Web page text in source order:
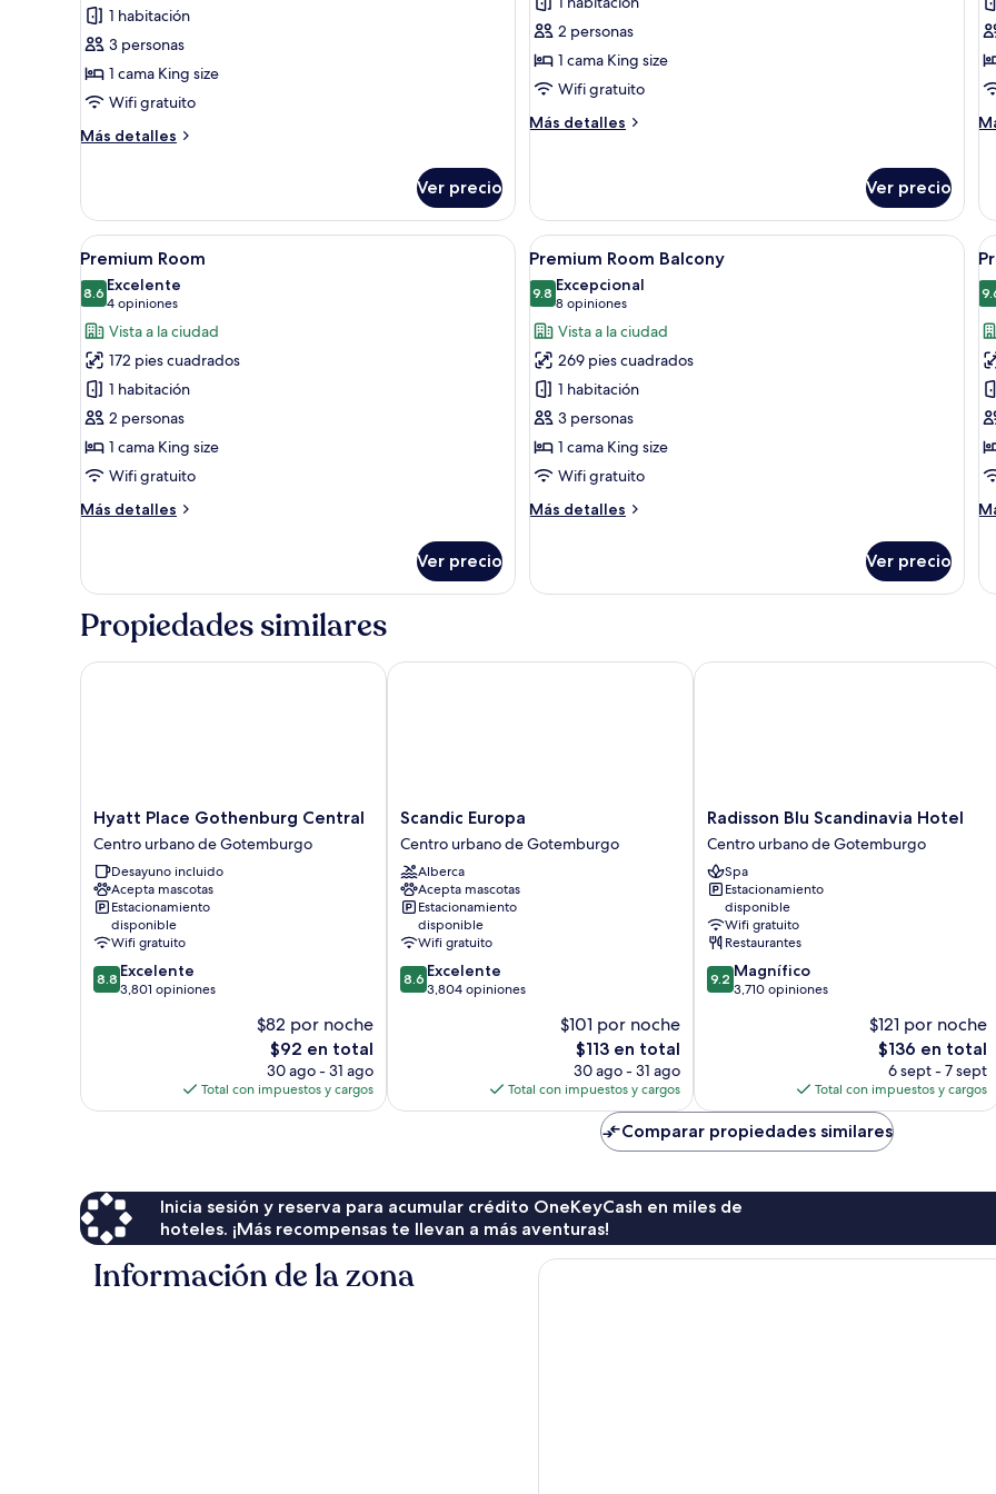
Habitación
doble
superior
1 habitación
3 personas
1 cama King size
Wifi gratuito
Más detalles
Más
doble
superior
Ver precio
Premium
Suite
2 personas
1 cama King size
Wifi gratuito
Más detalles
Más
Ver precio
Abrir
todas
las
fotos
de
Premium
Room
Habitación de hotel con cama, almohadas verdes y blancas, manta amarilla, cabecera de madera, mesita
5
Premium Room
8.68.6 de 10
Excelente
4 opiniones
(4
opiniones)
Vista a la ciudad
172 pies cuadrados
1 habitación
2 personas
1 cama King size
Wifi gratuito
Más detalles
Más
Room
Ver precio
Abrir
todas
las
fotos
de
Premium
Room
Balcony
Una habitación de hotel con una
5
Premium Room Balcony
9.89.8 de 10
Excepcional
8 opiniones
(8
opiniones)
Vista a la ciudad
269 pies cuadrados
1 habitación
3 personas
1 cama King size
Wifi gratuito
Más detalles
Más
Room
Ver precio
Propiedades similares
Hyatt
Place
Gothenburg
Central
Centro
urbano
de
Gotemburgo
Hyatt Place Gothenburg Central
Centro urbano de Gotemburgo
Desayuno incluido
Acepta mascotas
Estacionamiento
disponible
Wifi gratuito
8.8
de
8.8 Excelente
3,801 opiniones
$82 por noche
El
precio
actual
es
$92 en total
30 ago - 31 ago
Total con impuestos y cargos
Hyatt Place Gothenburg Central
Scandic
Europa
Centro
urbano
de
Gotemburgo
Scandic Europa
Centro urbano de Gotemburgo
Alberca
Acepta mascotas
Estacionamiento
disponible
Wifi gratuito
8.6
de
8.6 Excelente
3,804 opiniones
$101 por noche
El
precio
actual
es
$113
$113 en total
30 ago - 31 ago
Total con impuestos y cargos
Scandic Europa
Radisson
Blu
Scandinavia
Hotel
Centro
urbano
de
Gotemburgo
Radisson Blu Scandinavia Hotel
Centro urbano de Gotemburgo
Spa
Estacionamiento
disponible
Wifi gratuito
Restaurantes
9.2
de
9.2 Magnífico
3,710 opiniones
$121 por noche
El
precio
actual
es
de
$136
$136 en total
6 sept - 7 sept
Total con impuestos y cargos
Radisson Blu Scandinavia Hotel
Comparar propiedades similares
Inicia sesión y reserva para acumular crédito OneKeyCash en miles de
hoteles. ¡Más recompensas te llevan a más aventuras!
Información de la zona